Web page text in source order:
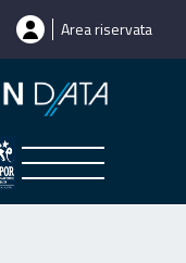
Area riservata